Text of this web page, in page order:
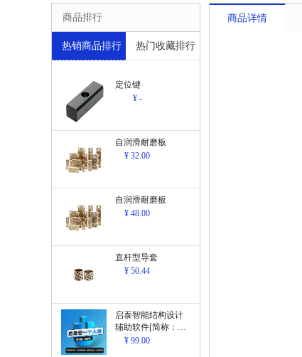
商品排行
热销商品排行 热门收藏排行
定位键
¥ -
自润滑耐磨板
¥ 32.00
自润滑耐磨板
¥ 48.00
直杆型导套
¥ 50.44
启泰智能结构设计
辅助软件[简称：结
构设计辅助软
¥ 99.00
商品详情